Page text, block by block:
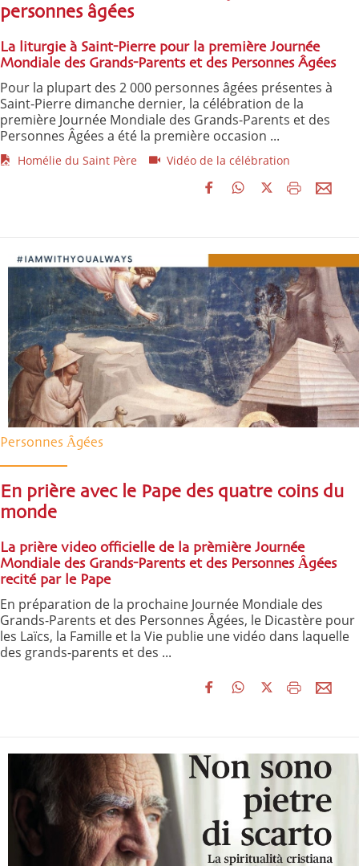
personnes âgées
La liturgie à Saint-Pierre pour la première Journée
Mondiale des Grands-Parents et des Personnes Âgées
Pour la plupart des 2 000 personnes âgées présentes à
Saint-Pierre dimanche dernier, la célébration de la
première Journée Mondiale des Grands-Parents et des
Personnes Âgées a été la première occasion ...
Homélie du Saint Père Vidéo de la célébration
Personnes Ȃgées
En prière avec le Pape des quatre coins du
monde
La prière video officielle de la prèmière Journée
Mondiale des Grands-Parents et des Personnes Ȃgées
recité par le Pape
En préparation de la prochaine Journée Mondiale des
Grands-Parents et des Personnes Ȃgées, le Dicastère pour
les Laïcs, la Famille et la Vie publie une vidéo dans laquelle
des grands-parents et des ...